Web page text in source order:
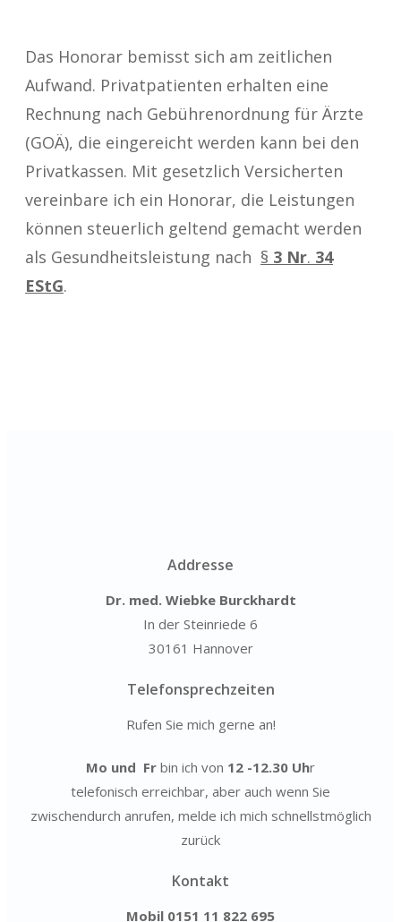
Das Honorar bemisst sich am zeitlichen
Aufwand. Privatpatienten erhalten eine
Rechnung nach Gebührenordnung für Ärzte
(GOÄ), die eingereicht werden kann bei den
Privatkassen. Mit gesetzlich Versicherten
vereinbare ich ein Honorar, die Leistungen
können steuerlich geltend gemacht werden
als Gesundheitsleistung nach § 3 Nr. 34
EStG.
Addresse
Dr. med. Wiebke Burckhardt
In der Steinriede 6
30161 Hannover
Telefonsprechzeiten
Rufen Sie mich gerne an!
Mo und Fr bin ich von 12 -12.30 Uhr
telefonisch erreichbar, aber auch wenn Sie
zwischendurch anrufen, melde ich mich schnellstmöglich
zurück
Kontakt
Mobil 0151 11 822 695